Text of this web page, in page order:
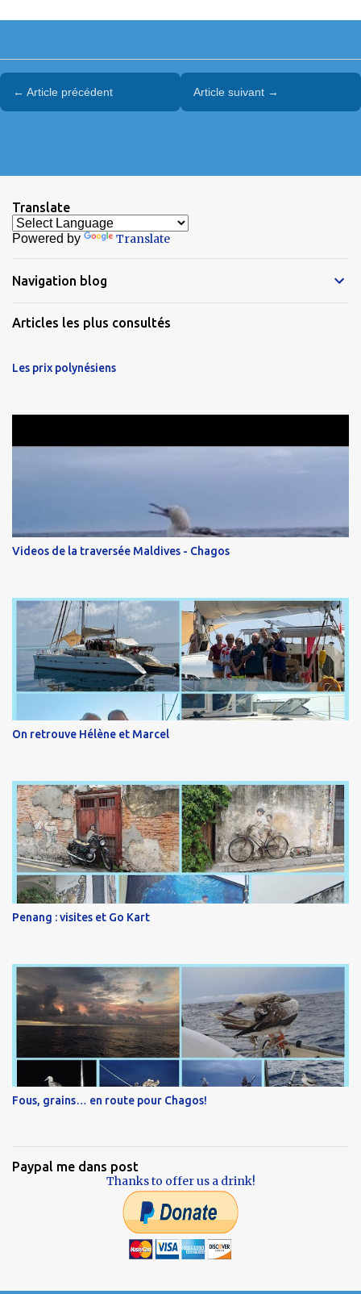
← Article précédent Article suivant →
Translate
Powered by Translate
Navigation blog
Articles les plus consultés
Les prix polynésiens
Videos de la traversée Maldives - Chagos
On retrouve Hélène et Marcel
Penang : visites et Go Kart
Fous, grains… en route pour Chagos!
Paypal me dans post
Thanks to offer us a drink!